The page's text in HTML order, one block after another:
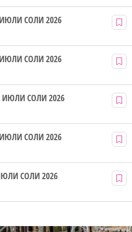
СОЛИ 2026
СОЛИ 2026
СОЛИ 2026
СОЛИ 2026
СОЛИ 2026